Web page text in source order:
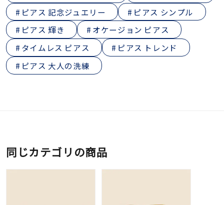
ピアス 記念ジュエリー
ピアス シンプル
ピアス 輝き
オケージョン ピアス
タイムレス ピアス
ピアス トレンド
ピアス 大人の洗練
同じカテゴリの商品